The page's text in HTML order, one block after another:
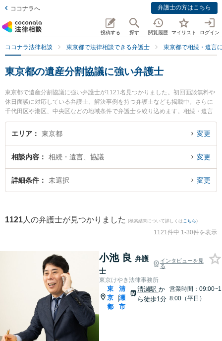
ココナラへ 弁護士の方はこちら
投稿する 探す 閲覧履歴 マイリスト ログイン
ココナラ法律相談 東京都で法律相談できる弁護士 東京都で相続・遺言
東京都の遺産分割協議に強い弁護士
東京都で遺産分割協議に強い弁護士が1121名見つかりました。初回面談無料や
休日面談に対応している弁護士、解決事例を持つ弁護士なども掲載中。さらに
千代田区や港区、中央区などの地域条件で弁護士を絞り込めます。相続・遺言
に関係する家族間の相続トラブルや認知症の相続、遺産分割等の細かな分野で
の絞り込み検索もでき便利です。特に東京けやき法律事務所の小池 良弁護士や
京都で土日や夜間に発生した遺産分割協議のトラブルを今すぐに弁護士に相談
したい』『遺産分割協議のトラブル解決の実績豊富な近くの弁護士を検索した
い』『初回相談無料で遺産分割協議を法律相談できる東京都内の弁護士に相談
エリア 東京都 変更
相談内容 相続・遺言、協議 変更
詳細条件 未選択 変更
1121 人の弁護士が見つかりました (検索結果について詳しくは こちら)
1121件中 1-30件を表示
小池 良 弁護
士
インタビューを見
る
東京けやき法律事務所
東
京
都
|
清
瀬
市
清瀬駅 か
ら徒歩1分
営業時間：09:00~1
8:00（平日）